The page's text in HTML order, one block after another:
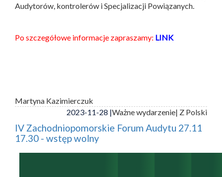
Audytorów, kontrolerów i Specjalizacji Powiązanych.
Po szczegółowe informacje zapraszamy: LINK
Martyna Kazimierczuk
2023-11-28 |Ważne wydarzenie| Z Polski
IV Zachodniopomorskie Forum Audytu 27.11
17.30 - wstęp wolny